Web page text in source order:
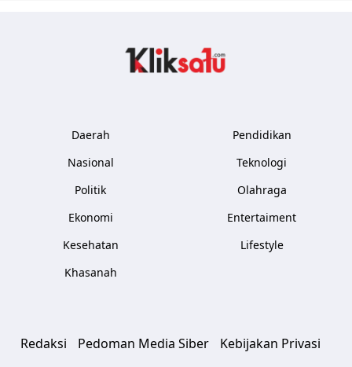
Daerah
Nasional
Politik
Ekonomi
Kesehatan
Khasanah
Pendidikan
Teknologi
Olahraga
Entertaiment
Lifestyle
Redaksi Pedoman Media Siber
Kebijakan Privasi